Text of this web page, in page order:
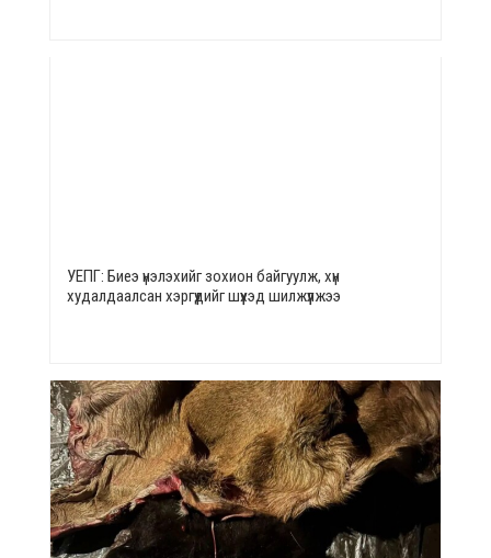
УЕПГ: Биеэ үнэлэхийг зохион байгуулж, хүн
худалдаалсан хэргүүдийг шүүхэд шилжүүлжээ